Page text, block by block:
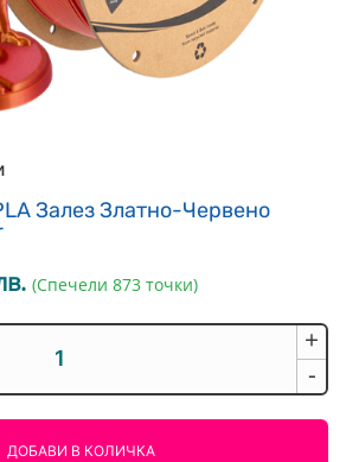
Залез Златно-Червено
(Спечели 873 точки)
-
Panchroma
Silk
PLA
+
ДОБАВИ В КОЛИЧКА